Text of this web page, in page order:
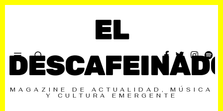
EL
MAGAZINE DE ACTUALIDAD, MÚSICA
Y CULTURA EMERGENTE